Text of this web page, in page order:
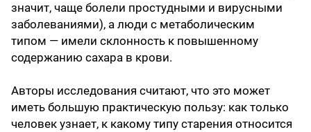
значит, чаще болели простудными и вирусными
заболеваниями), а люди с метаболическим
типом — имели склонность к повышенному
содержанию сахара в крови.
Авторы исследования считают, что это может
иметь большую практическую пользу: как только
человек узнает, к какому типу старения относится